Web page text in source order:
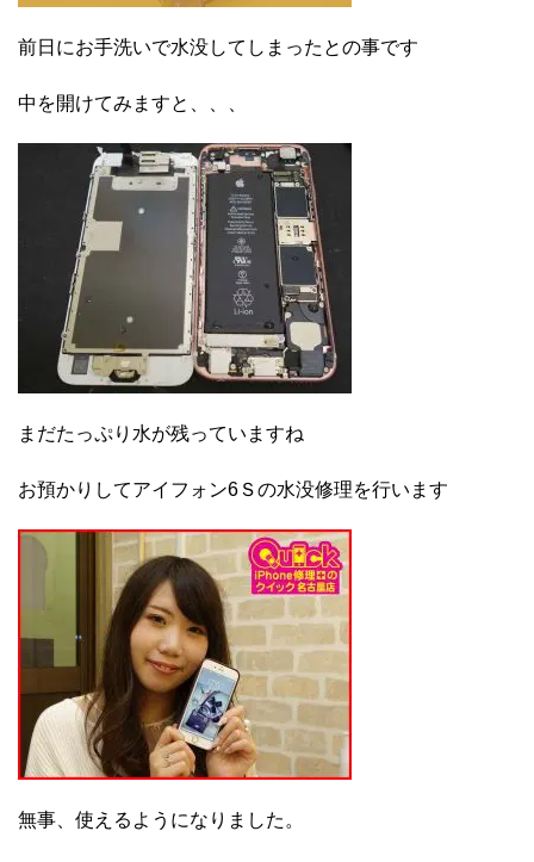
前日にお手洗いで水没してしまったとの事です
中を開けてみますと、、、
まだたっぷり水が残っていますね
お預かりしてアイフォン6Ｓの水没修理を行います
無事、使えるようになりました。